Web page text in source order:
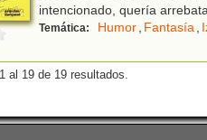
intencionado, quería
Temática: Humor Fantasía
al 19 de 19 resultados.